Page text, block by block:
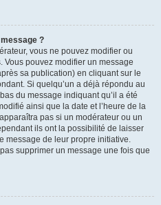
?
vous ne pouvez modifier ou
pouvez modifier un message
sa publication) en cliquant sur le
Si quelqu’un a déjà répondu au
du message indiquant qu’il a été
ainsi que la date et l’heure de la
pas si un modérateur ou un
ils ont la possibilité de laisser
message de leur propre initiative.
supprimer un message une fois que